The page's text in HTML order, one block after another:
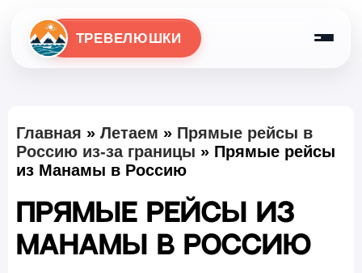
ТРЕВЕЛЮШКИ
Главная » Летаем » Прямые рейсы в
Россию из-за границы » Прямые рейсы
из Манамы в Россию
Прямые рейсы из
Манамы в Россию